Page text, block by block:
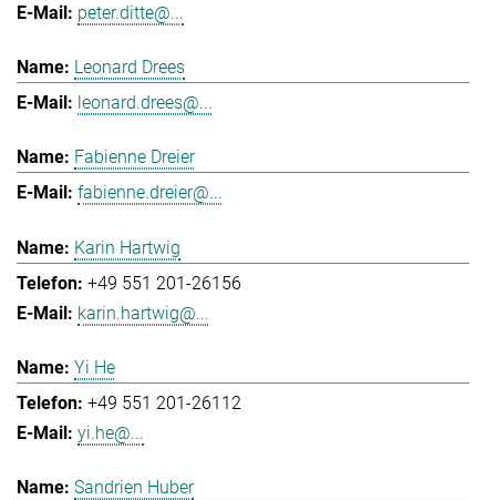
peter.ditte@...
Leonard Drees
leonard.drees@...
Fabienne Dreier
fabienne.dreier@...
Karin Hartwig
+49 551 201-26156
karin.hartwig@...
Yi He
+49 551 201-26112
yi.he@...
Sandrien Huber